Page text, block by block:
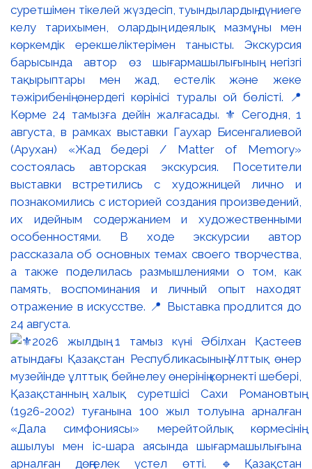
суретшімен тікелей жүздесіп, туындылардың дүниеге
келу тарихымен, олардың идеялық мазмұны мен
көркемдік ерекшеліктерімен танысты. Экскурсия
барысында автор өз шығармашылығының негізгі
тақырыптары мен жад, естелік және жеке
тәжірибенің өнердегі көрінісі туралы ой бөлісті. 📍
Көрме 24 тамызға дейін жалғасады. ⚜️ Сегодня, 1
августа, в рамках выставки Гаухар Бисенгалиевой
(Арухан) «Жад бедері / Matter of Memory»
состоялась авторская экскурсия. Посетители
выставки встретились с художницей лично и
познакомились с историей создания произведений,
их идейным содержанием и художественными
особенностями. В ходе экскурсии автор
рассказала об основных темах своего творчества,
а также поделилась размышлениями о том, как
память, воспоминания и личный опыт находят
отражение в искусстве. 📍 Выставка продлится до
24 августа.